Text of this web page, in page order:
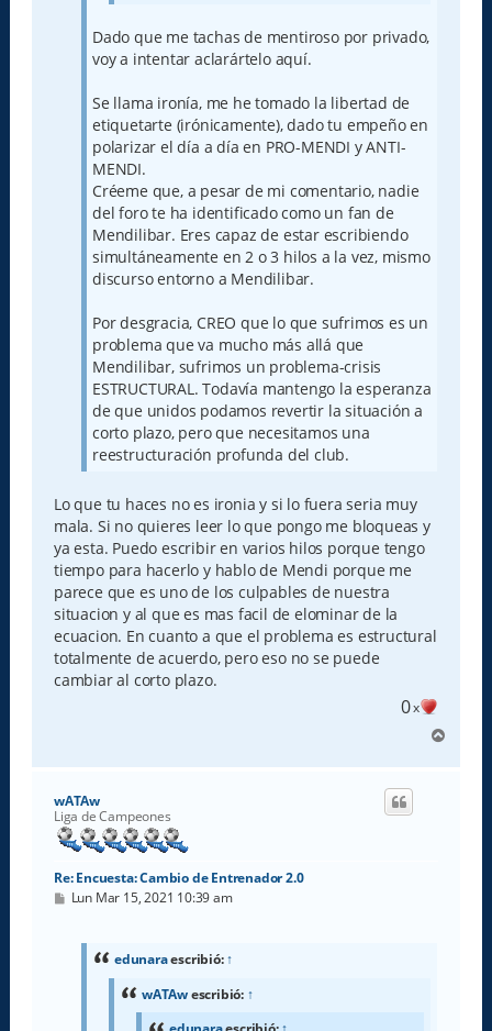
Dado que me tachas de mentiroso por privado,
voy a intentar aclarártelo aquí.
Se llama ironía, me he tomado la libertad de
etiquetarte (irónicamente), dado tu empeño en
polarizar el día a día en PRO-MENDI y ANTI-
MENDI.
Créeme que, a pesar de mi comentario, nadie
del foro te ha identificado como un fan de
Mendilibar. Eres capaz de estar escribiendo
simultáneamente en 2 o 3 hilos a la vez, mismo
discurso entorno a Mendilibar.
Por desgracia, CREO que lo que sufrimos es un
problema que va mucho más allá que
Mendilibar, sufrimos un problema-crisis
ESTRUCTURAL. Todavía mantengo la esperanza
de que unidos podamos revertir la situación a
corto plazo, pero que necesitamos una
reestructuración profunda del club.
Lo que tu haces no es ironia y si lo fuera seria muy
mala. Si no quieres leer lo que pongo me bloqueas y
ya esta. Puedo escribir en varios hilos porque tengo
tiempo para hacerlo y hablo de Mendi porque me
parece que es uno de los culpables de nuestra
situacion y al que es mas facil de elominar de la
ecuacion. En cuanto a que el problema es estructural
totalmente de acuerdo, pero eso no se puede
cambiar al corto plazo.
0x
r
wATAw
Liga de Campeones
Re: Encuesta: Cambio de Entrenador 2.0
M
Lun Mar 15, 2021 10:39 am
edunaraescribió:↑
wATAwescribió: ↑